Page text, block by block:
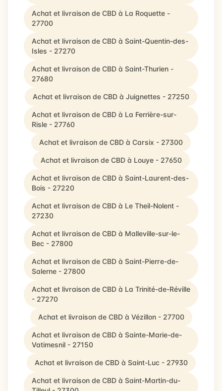
Achat et livraison de CBD à La Roquette -
27700
Achat et livraison de CBD à Saint-Quentin-des-
Isles - 27270
Achat et livraison de CBD à Saint-Thurien -
27680
Achat et livraison de CBD à Juignettes - 27250
Achat et livraison de CBD à La Ferrière-sur-
Risle - 27760
Achat et livraison de CBD à Carsix - 27300
Achat et livraison de CBD à Louye - 27650
Achat et livraison de CBD à Saint-Laurent-des-
Bois - 27220
Achat et livraison de CBD à Le Theil-Nolent -
27230
Achat et livraison de CBD à Malleville-sur-le-
Bec - 27800
Achat et livraison de CBD à Saint-Pierre-de-
Salerne - 27800
Achat et livraison de CBD à La Trinité-de-Réville
- 27270
Achat et livraison de CBD à Vézillon - 27700
Achat et livraison de CBD à Sainte-Marie-de-
Vatimesnil - 27150
Achat et livraison de CBD à Saint-Luc - 27930
Achat et livraison de CBD à Saint-Martin-du-